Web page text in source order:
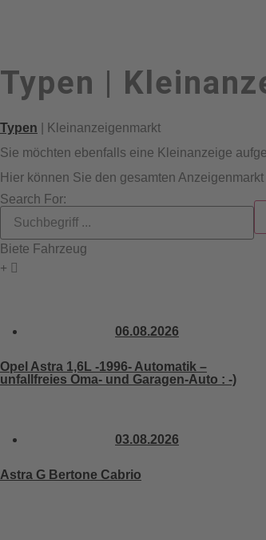
Typen |
Typen
Kleinanzeigenmarkt
Sie möchten ebenfalls eine Kleinanzeige
Hier können Sie den gesamten
Search For:
Biete Fahrzeug
06.08.2026
Opel Astra 1,6L -1996- Automatik –
unfallfreies Oma- und Garagen-Auto : -)
03.08.2026
Astra G Bertone Cabrio